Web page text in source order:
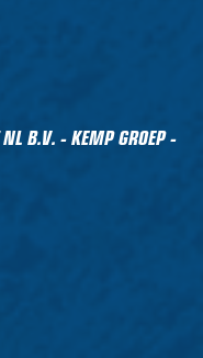
B.V. - KEMP GROEP -